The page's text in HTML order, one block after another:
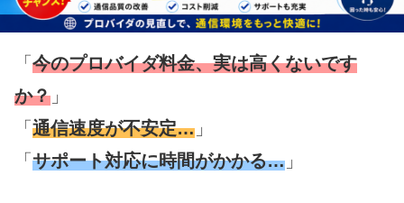
「 今のプロバイダ料金、実は高くないです
か？ 」
「 通信速度が不安定… 」
「 サポート対応に時間がかかる… 」